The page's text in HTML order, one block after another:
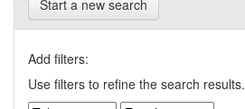
Start a new search
Add filters:
Use filters to refine the search results.